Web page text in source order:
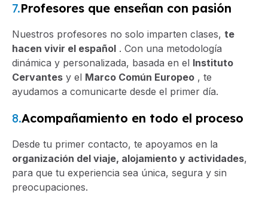
7.Profesores que enseñan con pasión
Nuestros profesores no solo imparten clases, te
hacen vivir el español . Con una metodología
dinámica y personalizada, basada en el Instituto
Cervantes y el Marco Común Europeo , te
ayudamos a comunicarte desde el primer día.
8.Acompañamiento en todo el proceso
Desde tu primer contacto, te apoyamos en la
organización del viaje, alojamiento y actividades,
para que tu experiencia sea única, segura y sin
preocupaciones.